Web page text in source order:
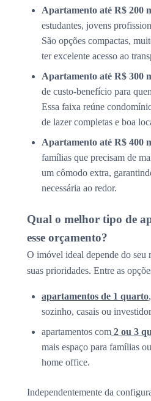
Apartamento até R$ 200
estudantes, jovens
São opções compactas,
ter excelente acesso ao
Apartamento até R$ 300
de custo-benefício para
Essa faixa reúne
de lazer completas e boa
Apartamento até R$ 400
famílias que precisam de
um cômodo extra,
necessária ao redor.
Qual o melhor tipo de
esse orçamento?
O imóvel ideal depende do seu
suas prioridades. Entre as
apartamentos de 1 quarto
sozinho, casais ou
apartamentos com 2 ou 3
mais espaço para famílias
home office.
Independentemente da